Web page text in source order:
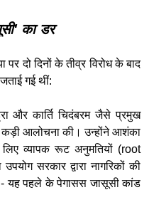
का डर
दो दिनों के तीव्र विरोध के बाद
गई थीं:
और कार्ति चिदंबरम जैसे प्रमुख
कड़ी आलोचना की। उन्होंने आशंका
व्यापक रूट अनुमतियों (root
सरकार द्वारा नागरिकों की
यह पहले के पेगासस जासूसी कांड